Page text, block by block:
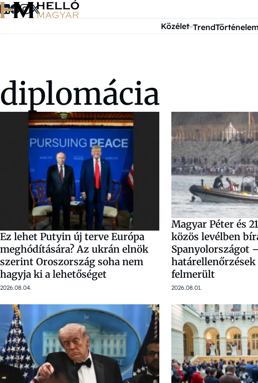
Ugrás a tartalomra
Közélet Trend
diplomácia
Ez lehet Putyin új terve Európa
meghódítására? Az ukrán elnök
szerint Oroszország soha nem
hagyja ki a lehetőséget
2026.08.04.
Magyar Péter és
közös levélben
Spanyolországot
felmerült
2026.08.01.